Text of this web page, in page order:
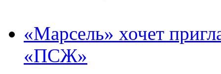
«Марсель» хочет
«ПСЖ»